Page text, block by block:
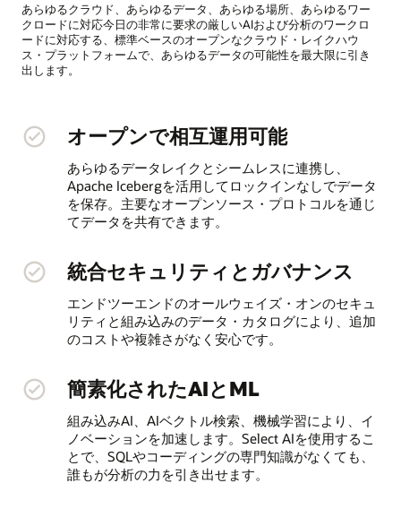
あらゆるクラウド、あらゆるデータ、あらゆる場所、あらゆるワー
クロードに対応今日の非常に要求の厳しいAIおよび分析のワークロ
ードに対応する、標準ベースのオープンなクラウド・レイクハウ
ス・プラットフォームで、あらゆるデータの可能性を最大限に引き
出します。
オープンで相互運用可能
あらゆるデータレイクとシームレスに連携し、
Apache Icebergを活用してロックインなしでデータ
を保存。主要なオープンソース・プロトコルを通じ
てデータを共有できます。
統合セキュリティとガバナンス
エンドツーエンドのオールウェイズ・オンのセキュ
リティと組み込みのデータ・カタログにより、追加
のコストや複雑さがなく安心です。
簡素化されたAIとML
組み込みAI、AIベクトル検索、機械学習により、イ
ノベーションを加速します。Select AIを使用するこ
とで、SQLやコーディングの専門知識がなくても、
誰もが分析の力を引き出せます。